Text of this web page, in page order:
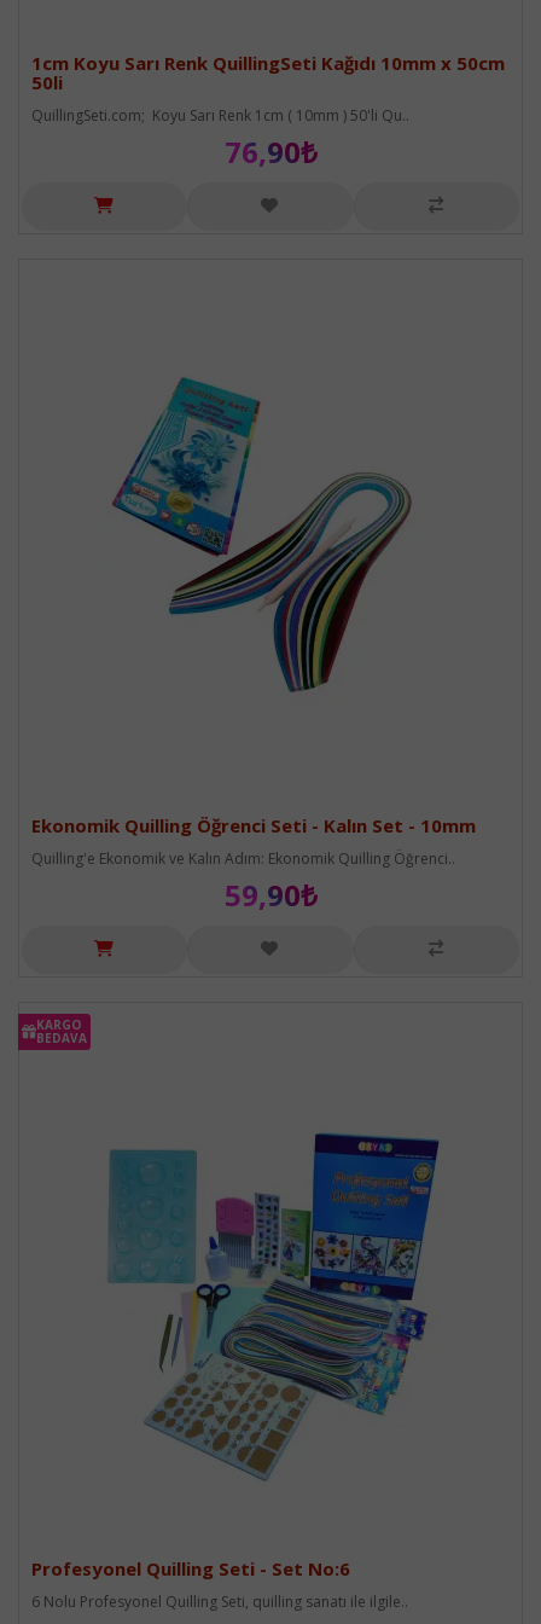
1cm Koyu Sarı Renk QuillingSeti Kağıdı 10mm x 50cm
50li
QuillingSeti.com; Koyu Sarı Renk 1cm ( 10mm ) 50'li Qu..
76,90₺
Ekonomik Quilling Öğrenci Seti - Kalın Set - 10mm
Quilling'e Ekonomik ve Kalın Adım: Ekonomik Quilling Öğrenci..
59,90₺
KARGO
BEDAVA
KARGO
BEDAVA
Profesyonel Quilling Seti - Set No:6
6 Nolu Profesyonel Quilling Seti, quilling sanatı ile ilgile..